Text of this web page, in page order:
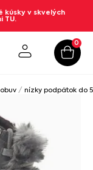
kúsky v skvelých
TU.
0
/ nízky podpätok do